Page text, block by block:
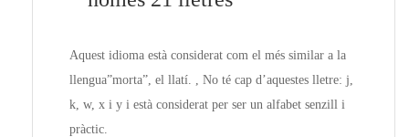
Aquest idioma està considerat com el més similar a la
llengua”morta”, el llatí. , No té cap d’aquestes lletre: j,
k, w, x i y i està considerat per ser un alfabet senzill i
pràctic.